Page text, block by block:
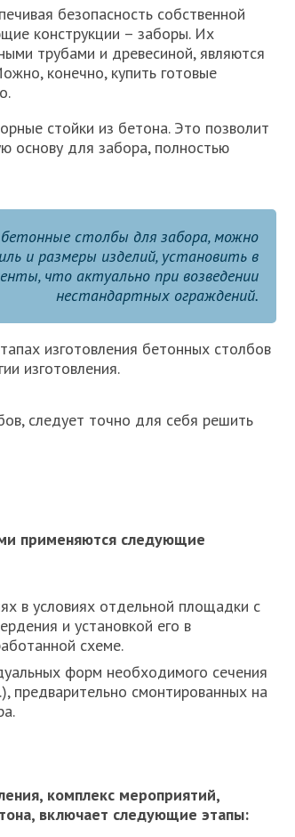
безопасность собственной
конструкции – заборы. Их
трубами и древесиной, являются
конечно, купить готовые
стойки из бетона. Это позволит
основу для забора, полностью
столбы для забора, можно
и размеры изделий, установить в
что актуально при возведении
нестандартных ограждений.
изготовления бетонных столбов
изготовления.
следует точно для себя решить
применяются следующие
в условиях отдельной площадки с
и установкой его в
схеме.
форм необходимого сечения
предварительно смонтированных на
комплекс мероприятий,
включает следующие этапы: